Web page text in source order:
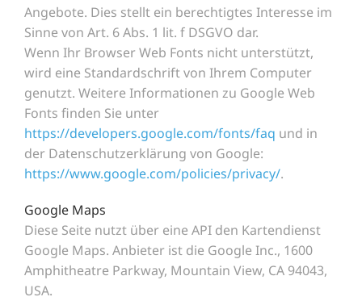
Angebote. Dies stellt ein berechtigtes Interesse im
Sinne von Art. 6 Abs. 1 lit. f DSGVO dar.
Wenn Ihr Browser Web Fonts nicht unterstützt,
wird eine Standardschrift von Ihrem Computer
genutzt. Weitere Informationen zu Google Web
Fonts finden Sie unter
https://developers.google.com/fonts/faq und in
der Datenschutzerklärung von Google:
https://www.google.com/policies/privacy/.
Google Maps
Diese Seite nutzt über eine API den Kartendienst
Google Maps. Anbieter ist die Google Inc., 1600
Amphitheatre Parkway, Mountain View, CA 94043,
USA.